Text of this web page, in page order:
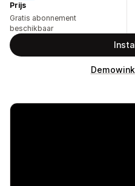
Prijs
Gratis abonnement
beschikbaar